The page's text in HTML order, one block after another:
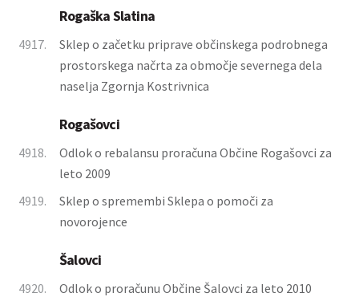
Rogaška Slatina
4917.
Sklep o začetku priprave občinskega podrobnega
prostorskega načrta za območje severnega dela
naselja Zgornja Kostrivnica
Rogašovci
4918.
Odlok o rebalansu proračuna Občine Rogašovci za
leto 2009
4919.
Sklep o spremembi Sklepa o pomoči za
novorojence
Šalovci
4920.
Odlok o proračunu Občine Šalovci za leto 2010